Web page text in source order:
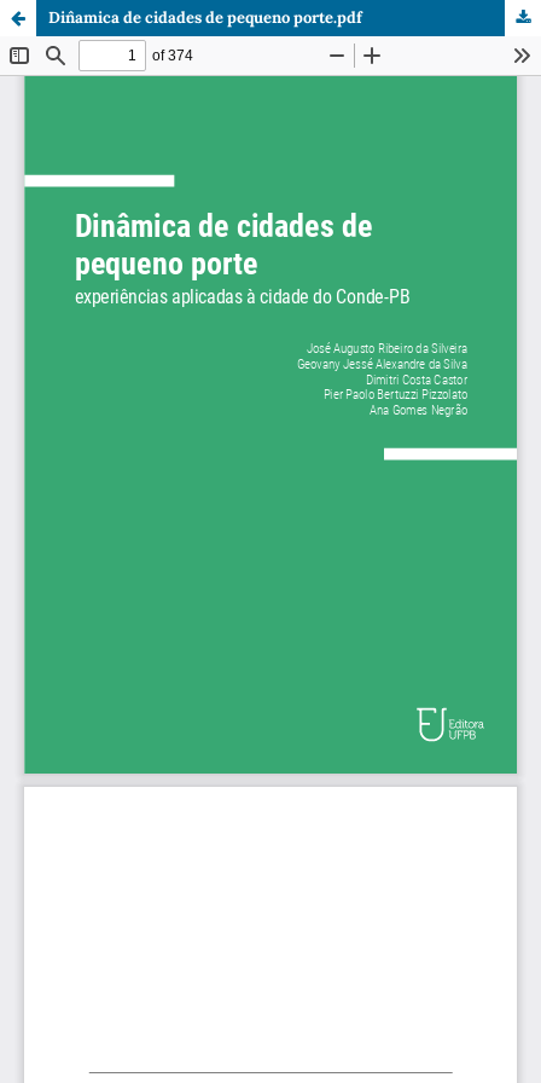
Dinˆamica de cidades de pequeno porte.pdf